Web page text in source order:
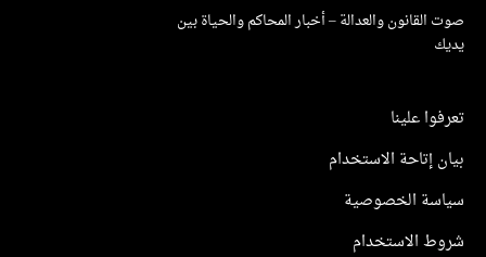
صوت القانون والعدالة – أخبار المحاكم والحياة بين
يديك
تعرفوا علينا
بيان إتاحة الاستخدام
سياسة الخصوصية
شروط الاستخدام